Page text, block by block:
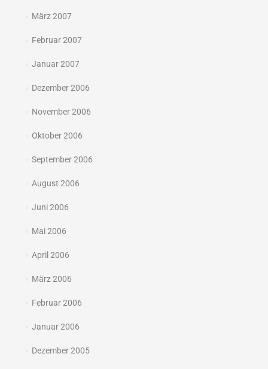
März 2007
Februar 2007
Januar 2007
Dezember 2006
November 2006
Oktober 2006
September 2006
August 2006
Juni 2006
Mai 2006
April 2006
März 2006
Februar 2006
Januar 2006
Dezember 2005